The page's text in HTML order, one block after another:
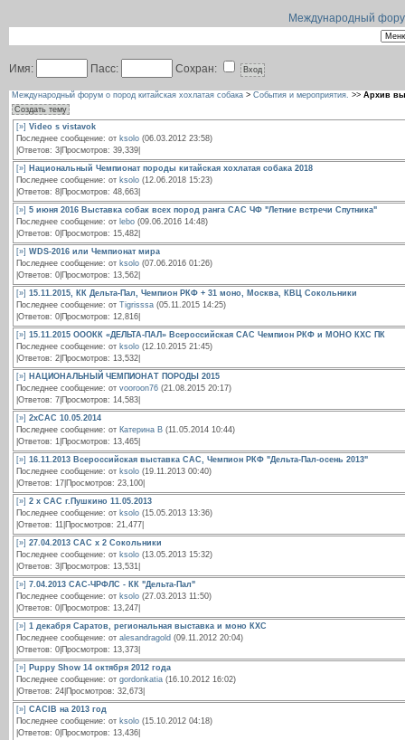
Международный
Имя: Пасс: Сохран:
Международный форум о пород китайская хохлатая собака > События и мероприятия. >> Архив
Создать тему
[»] Video s vistavok
Последнее сообщение: от ksolo (06.03.2012 23:58)
|Ответов: 3|Просмотров: 39,339|
[»]
Национальный Чемпионат породы китайская хохлатая собака 2018
Последнее сообщение: от ksolo (12.06.2018 15:23)
|Ответов: 8|Просмотров: 48,663|
[»] 5 июня 2016 Выставка собак всех пород ранга САС ЧФ "Летние встречи Спутника"
Последнее сообщение: от lebo (09.06.2016 14:48)
|Ответов: 0|Просмотров: 15,482|
[»] WDS-2016 или Чемпионат мира
Последнее сообщение: от ksolo (07.06.2016 01:26)
|Ответов: 0|Просмотров: 13,562|
[»] 15.11.2015, КК Дельта-Пал, Чемпион РКФ + 31 моно, Москва, КВЦ Сокольники
Последнее сообщение: от Tigrisssa (05.11.2015 14:25)
|Ответов: 0|Просмотров: 12,816|
[»] 15.11.2015 ОООКК «ДЕЛЬТА-ПАЛ» Всероссийская САС Чемпион РКФ и МОНО КХС ПК
Последнее сообщение: от ksolo (12.10.2015 21:45)
|Ответов: 2|Просмотров: 13,532|
[»]
НАЦИОНАЛЬНЫЙ ЧЕМПИОНАТ ПОРОДЫ 2015
Последнее сообщение: от vooroon76 (21.08.2015 20:17)
|Ответов: 7|Просмотров: 14,583|
[»] 2хСАС 10.05.2014
Последнее сообщение: от Катерина В (11.05.2014 10:44)
|Ответов: 1|Просмотров: 13,465|
[»] 16.11.2013 Всероссийская выставка САС, Чемпион РКФ "Дельта-Пал-осень 2013"
Последнее сообщение: от ksolo (19.11.2013 00:40)
|Ответов: 17|Просмотров: 23,100|
[»] 2 х САС г.Пушкино 11.05.2013
Последнее сообщение: от ksolo (15.05.2013 13:36)
|Ответов: 11|Просмотров: 21,477|
[»] 27.04.2013 CAC x 2 Сокольники
Последнее сообщение: от ksolo (13.05.2013 15:32)
|Ответов: 3|Просмотров: 13,531|
[»] 7.04.2013 САС-ЧРФЛС - КК "Дельта-Пал"
Последнее сообщение: от ksolo (27.03.2013 11:50)
|Ответов: 0|Просмотров: 13,247|
[»] 1 декабря Саратов, региональная выставка и моно КXС
Последнее сообщение: от alesandragold (09.11.2012 20:04)
|Ответов: 0|Просмотров: 13,373|
[»]
Puppy Show 14 октября 2012 года
Последнее сообщение: от gordonkatia (16.10.2012 16:02)
|Ответов: 24|Просмотров: 32,673|
[»] CACIB на 2013 год
Последнее сообщение: от ksolo (15.10.2012 04:18)
|Ответов: 0|Просмотров: 13,436|